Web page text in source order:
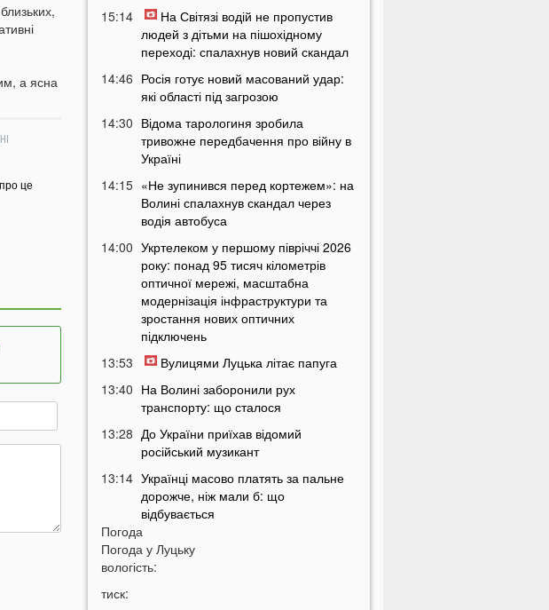
а ясна
це
15:14
На Світязі водій не пропустив
людей з дітьми на пішохідному
переході: спалахнув новий скандал
14:46 Росія готує новий масований удар:
які області під загрозою
14:30 Відома тарологиня зробила
тривожне передбачення про війну в
Україні
14:15 «Не зупинився перед кортежем»: на
Волині спалахнув скандал через
водія автобуса
14:00 Укртелеком у першому півріччі 2026
року: понад 95 тисяч кілометрів
оптичної мережі, масштабна
модернізація інфраструктури та
зростання нових оптичних
підключень
13:53
Вулицями Луцька літає папуга
13:40 На Волині заборонили рух
транспорту: що сталося
13:28 До України приїхав відомий
російський музикант
13:14 Українці масово платять за пальне
дорожче, ніж мали б: що
відбувається
12:45 Українців попередили про
повернення графіків відключень
світла
12:26
Погода
Погода у Луцьку
вологість:
тиск: